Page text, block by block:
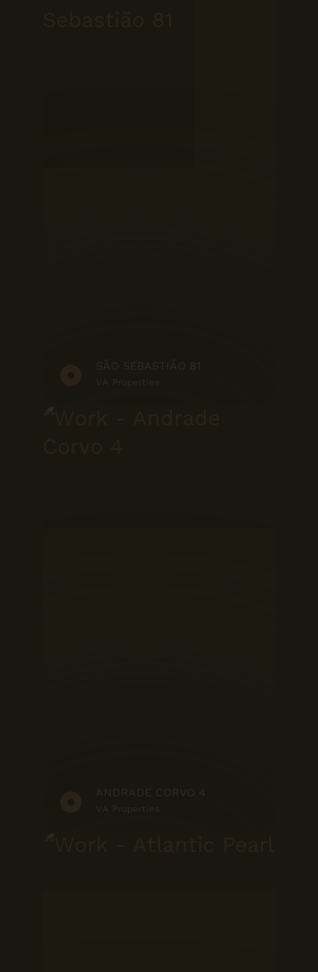
SÃO SEBASTIÃO 81
VA Properties
ANDRADE CORVO 4
VA Properties